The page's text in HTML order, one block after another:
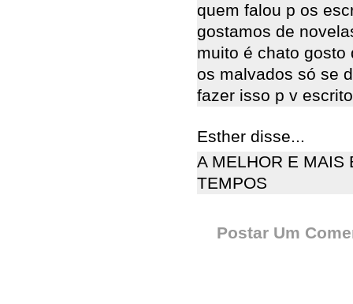
quem falou p os
gostamos de
muito é chato gosto
os malvados só se
fazer isso p v
Esther disse...
A MELHOR E MAIS
TEMPOS
Postar Um